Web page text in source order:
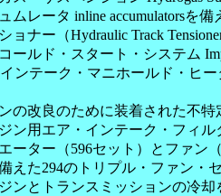
ムレータ inline accumulatorsを
ナー（Hydraulic Track
ールド・スタート・システム
インテーク・マニホールド・ヒー
の改良のために装着された不特
ン用エア・インテーク・フィル
ーター（596セット）とファン
えた294のトリプル・ファン・
ンとトランスミッションの冷却